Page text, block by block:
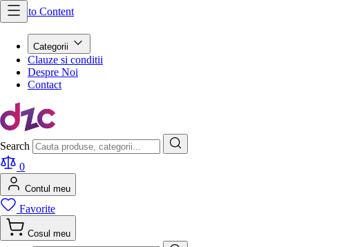
Skip to Content
Categorii
Clauze si conditii
Despre Noi
Contact
Search
0
Contul meu
Favorite
Cosul meu